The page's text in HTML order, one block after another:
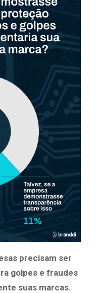
precisam ser
golpes e fraudes
suas marcas.